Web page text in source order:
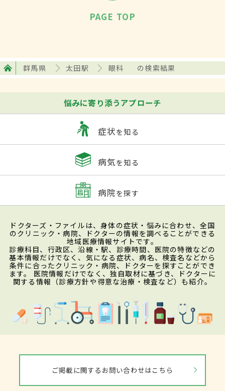
PAGE TOP
群馬県 太田駅 眼科 の検索結果
悩みに寄り添うアプローチ
症状を知る
病気を知る
病院を探す
ドクターズ・ファイルは、身体の症状・悩みに合わせ、全国
のクリニック・病院、ドクターの情報を調べることができる
地域医療情報サイトです。
診療科目、行政区、沿線・駅、診療時間、医院の特徴などの
基本情報だけでなく、気になる症状、病名、検査名などから
条件に合ったクリニック・病院、ドクターを探すことができ
ます。 医院情報だけでなく、独自取材に基づき、ドクターに
関する情報（診療方針や得意な治療・検査など）も紹介。
ご掲載に関するお問い合わせはこちら